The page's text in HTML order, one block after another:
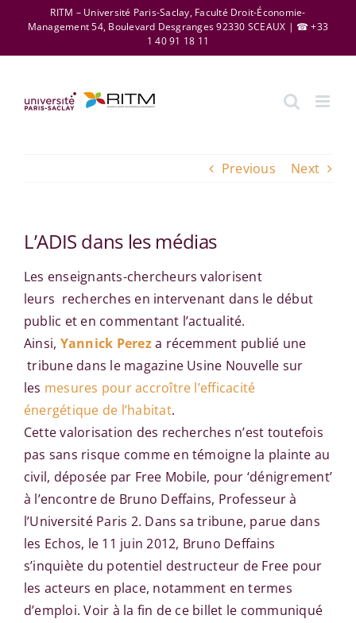
content
RITM – Université Paris-Saclay, Faculté Droit-Économie-
Management 54, Boulevard Desgranges 92330 SCEAUX | ☎ +33
1 40 91 18 11
Previous Next
L’ADIS dans les médias
Les enseignants-chercheurs valorisent
leurs recherches en intervenant dans le début
public et en commentant l’actualité.
Ainsi, Yannick Pereza récemment publié une
tribune dans le magazine Usine Nouvelle sur
les mesures pour accroître l’efficacité
énergétique de l’habitat.
Cette valorisation des recherches n’est toutefois
pas sans risque comme en témoigne la plainte au
civil, déposée par Free Mobile, pour ‘dénigrement’
à l’encontre de Bruno Deffains, Professeur à
l’Université Paris 2. Dans sa tribune, parue dans
les Echos, le 11 juin 2012, Bruno Deffains
s’inquiète du potentiel destructeur de Free pour
les acteurs en place, notamment en termes
d’emploi. Voir à la fin de ce billet le communiqué